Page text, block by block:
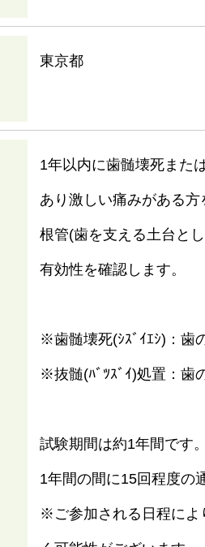
東京都
1年以内に歯髄壊死また
あり激しい痛みがある
根管(歯を支える土台と
有効性を確認します。
※歯髄壊死(ｼｽﾞｲｴｼ)：歯
※抜髄(ﾊﾞﾂｽﾞｲ)処置：歯
試験期間は約1年間です。
1年間の間に15回程度の
※ご参加される日程によ